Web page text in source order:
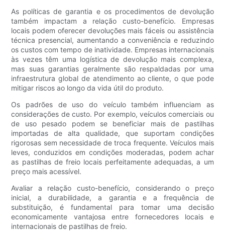
As políticas de garantia e os procedimentos de devolução
também impactam a relação custo-benefício. Empresas
locais podem oferecer devoluções mais fáceis ou assistência
técnica presencial, aumentando a conveniência e reduzindo
os custos com tempo de inatividade. Empresas internacionais
às vezes têm uma logística de devolução mais complexa,
mas suas garantias geralmente são respaldadas por uma
infraestrutura global de atendimento ao cliente, o que pode
mitigar riscos ao longo da vida útil do produto.
Os padrões de uso do veículo também influenciam as
considerações de custo. Por exemplo, veículos comerciais ou
de uso pesado podem se beneficiar mais de pastilhas
importadas de alta qualidade, que suportam condições
rigorosas sem necessidade de troca frequente. Veículos mais
leves, conduzidos em condições moderadas, podem achar
as pastilhas de freio locais perfeitamente adequadas, a um
preço mais acessível.
Avaliar a relação custo-benefício, considerando o preço
inicial, a durabilidade, a garantia e a frequência de
substituição, é fundamental para tomar uma decisão
economicamente vantajosa entre fornecedores locais e
internacionais de pastilhas de freio.